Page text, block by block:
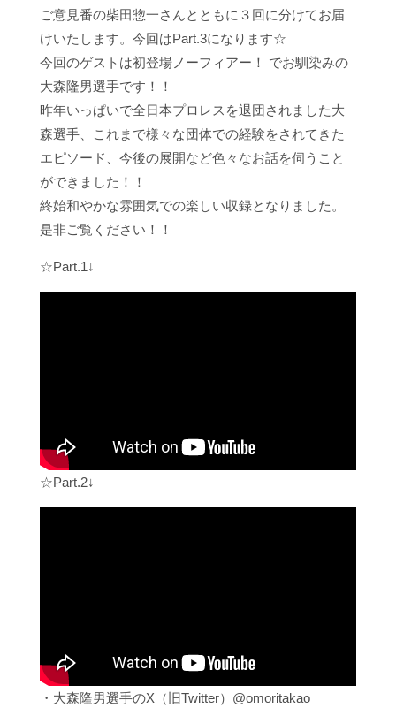
ご意見番の柴田惣一さんとともに３回に分けてお届
けいたします。今回はPart.3になります☆
今回のゲストは初登場ノーフィアー！ でお馴染みの
大森隆男選手です！！
昨年いっぱいで全日本プロレスを退団されました大
森選手、これまで様々な団体での経験をされてきた
エピソード、今後の展開など色々なお話を伺うこと
ができました！！
終始和やかな雰囲気での楽しい収録となりました。
是非ご覧ください！！
☆Part.1↓
☆Part.2↓
・大森隆男選手のX（旧Twitter）@omoritakao